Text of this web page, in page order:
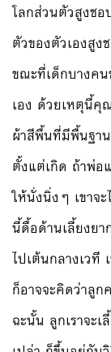
โลกส่วนตัวสูงช
ตัวของตัวเองสูง
ขณะที่เด็กบางค
เอง ด้วยเหตุนี้คุ
ผ้าสีพื้นที่มีพื้นฐา
ตั้งแต่เกิด ถ้าพ่อ
ให้นั่งนิ่งๆ เขาจ
นี้ดื้อด้านเลี้ยงย
ไปเต้นกลางเวที
ก็อาจจะคิดว่าลูก
ฉะนั้น ลูกเราจะเ